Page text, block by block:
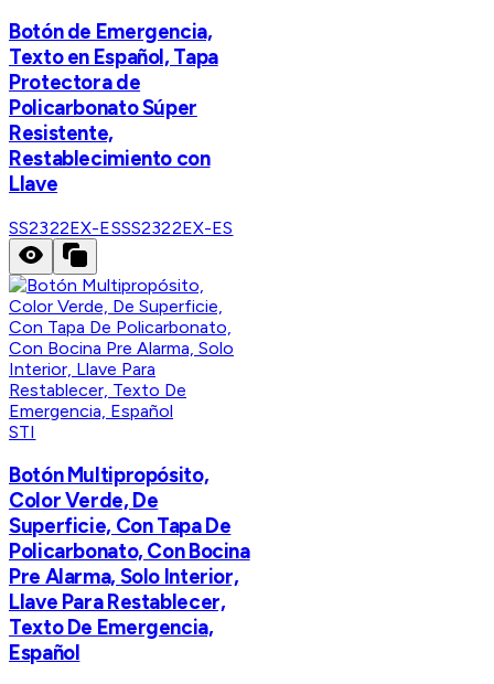
Botón de Emergencia,
Texto en Español, Tapa
Protectora de
Policarbonato Súper
Resistente,
Restablecimiento con
Llave
SS2322EX-ESSS2322EX-ES
STI
​​Botón Multipropósito,
Color Verde, De
Superficie, Con Tapa De
Policarbonato, Con Bocina
Pre Alarma, Solo Interior,
Llave Para Restablecer,
Texto De Emergencia,
Español